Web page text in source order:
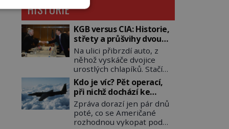
HISTORIE
KGB versus CIA: Historie,
střety a průšvihy dvou
nejznámějších tajných
služeb historie
Na ulici přibrzdí auto, z
něhož vyskáče dvojice
urostlých chlapíků. Stačí
pár vteřin a už agresivně
buší na dveře. O další
okamžik později vlečou
nebožáka do auta, a pak už
ho nikdy nikdo nespatří.
Dostal se totiž do rukou
Kdo je víc? Pět operací,
při nichž dochází ke
střetu obou tajných
služeb
Zpráva dorazí jen pár dnů
poté, co se Američané
rozhodnou vykopat pod